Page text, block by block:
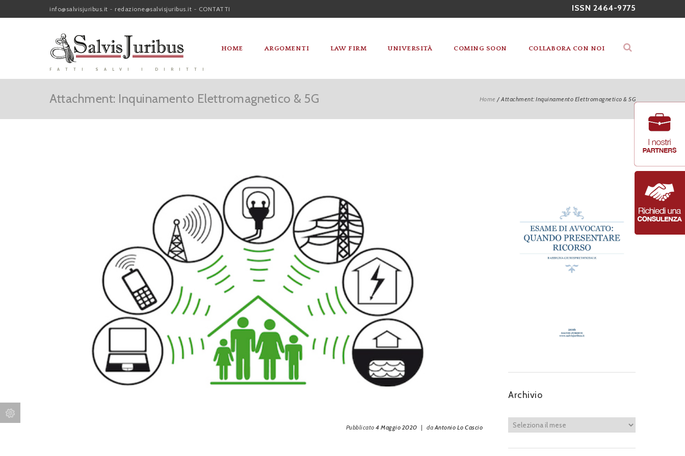
ISSN 2464-9775
info@salvisjuribus.it - redazione@salvisjuribus.it - CONTATTI
FATTI SALVI I DIRITTI
HOME ARGOMENTI LAW FIRM UNIVERSITÀ COMING SOON COLLABORA CON NOI
Home /Attachment: Inquinamento Elettromagnetico & 5G
Attachment: Inquinamento Elettromagnetico & 5G
Pubblicato 4 Maggio 2020 | da Antonio Lo Cascio
Archivio